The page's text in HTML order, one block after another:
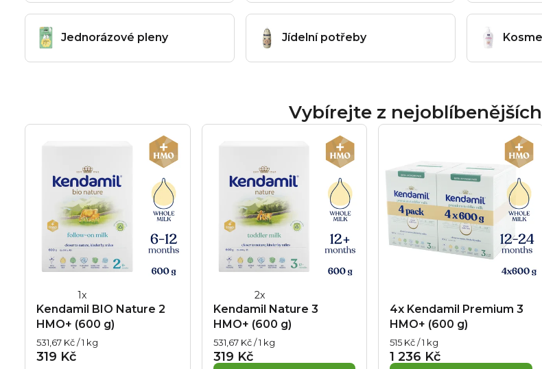
Jednorázové pleny Jídelní potřeby
Vybírejte z
Kendamil BIO Nature 2
HMO+ (600 g)
Průměrné
hodnocení
produktu
je
5,0
319 Kč
Měrná
cena:
531,67 Kč / 1 kg
Kendamil Nature 3
HMO+ (600 g)
Průměrné
hodnocení
produktu
je
5,0
319 Kč
Měrná
cena:
531,67 Kč / 1 kg
4x Kendamil Premium 3
HMO+ (600 g)
1 236 Kč
Měrná
cena:
515 Kč / 1 kg